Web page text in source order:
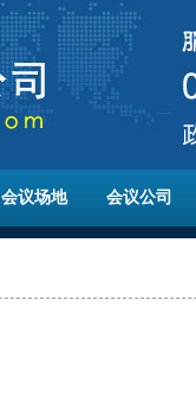
会议场地 会议公司